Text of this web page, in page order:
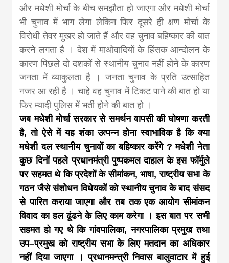
और मधेशी मोर्चा के बीच समझौता हो जाएगा और मधेशी मोर्चा
भी चुनाव में भाग लेगा लेकिन फिर दूसरे ही क्षण मोर्चा के
विरोधी तेवर मुखर हो जाते हैं और वह चुनाव बहिष्कार की बात
करने लगता है । देश में माओवादियों के हिंसक आन्दोलन के
कारण पिछले दो दशकों से स्थानीय चुनाव नहीं होने के कारण
जनता में व्याकुलता है । जनता चुनाव के प्रति उत्साहित
नजर आ रही है । चाहे वह चुनाव में टिकट पाने की बात हो या
फिर म्यादी पुलिस में भर्ती होने की बात हो ।
जब मधेशी मोर्चा सरकार से समर्थन वापसी की घोषणा करती
है, तो ऐसे में यह शंका उत्पन्न होना स्वाभाविक है कि क्या
मधेशी दल स्थानीय चुनावों का बहिष्कार करेंगे ? मधेशी नेता
कुछ दिनों पहले प्रधानमंत्री पुष्पकमल दाहाल के इस फॉर्मुले
पर सहमत थे कि प्रदेशों के सीमांकन, भाषा, राष्ट्रीय सभा के
गठन जैसे संशोधन विधेयकों को स्थानीय चुनाव के बाद संसद
से पारित कराया जाएगा और तब तक एक आयोग सीमांकन
विवाद का हल ढूंढने के लिए काम करेगा । इस बात पर सभी
सहमत हो गए थे कि गांवपालिका, नगरपालिका प्रमुख तथा
उप–प्रमुख को राष्ट्रीय सभा के लिए मतदान का अधिकार
नहीं दिया जाएगा । प्रधानमन्त्री निवास बालुवाटार में हुई